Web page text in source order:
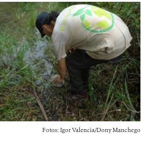
Fotos: Igor Valencia/Dony Manchego